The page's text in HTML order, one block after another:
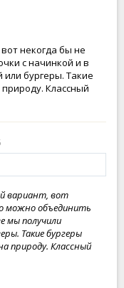
некогда бы не
с начинкой и в
или бургеры. Такие
Классный
вариант, вот
можно объединить
мы получили
Такие бургеры
природу. Классный